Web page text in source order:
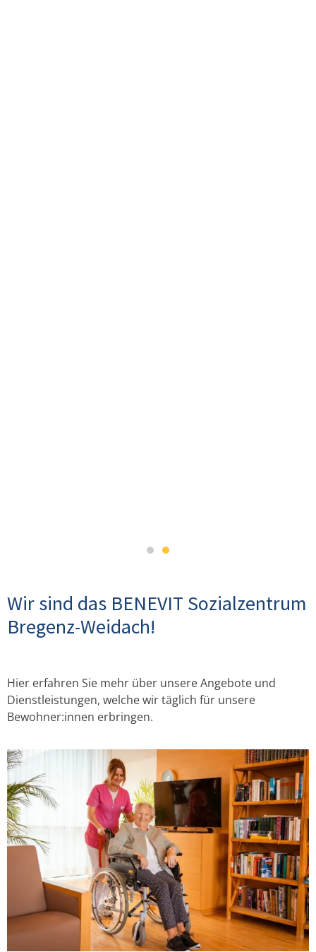
(er)leben!
Wir bieten sichere und attraktive
KARRIERE-CENTER
Wir sind das BENEVIT Sozialzentrum
Bregenz-Weidach!
Hier erfahren Sie mehr über unsere Angebote und
Dienstleistungen, welche wir täglich für unsere
Bewohner:innen erbringen.